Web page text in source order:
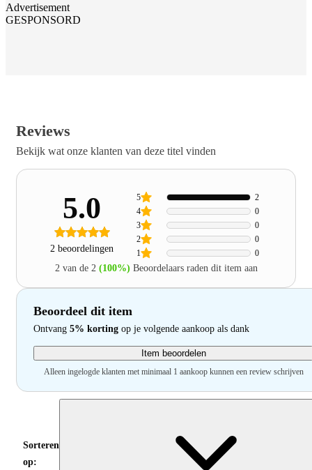
Advertisement
GESPONSORD
Reviews
Bekijk wat onze klanten van deze titel vinden
5.0
2 beoordelingen 1 0
2 0
3 0
4 0
5 2
2 van de 2 (100%) Beoordelaars raden dit item aan
Beoordeel dit item
Ontvang 5% korting op je volgende aankoop als dank
Item beoordelen
Alleen ingelogde klanten met minimaal 1 aankoop kunnen een review schrijven
Sorteren
op: